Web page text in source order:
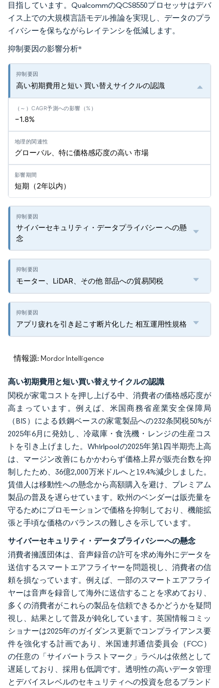
目指しています。QualcommのQCS8550プロセッサはデバ
イス上での大規模言語モデル推論を実現し、データのプラ
イバシーを保ちながらレイテンシを低減します。
抑制要因の影響分析*
高い初期費用と短い 買い替えサイクルの認識
−1.8%
グローバル、特に価格感応度の高い 市場
短期（2年以内）
サイバーセキュリティ・データプライバシー への懸
念
モーター、LiDAR、その他 部品への貿易関税
アプリ疲れを引き起こす断片化した 相互運用性規格
情報源: Mordor Intelligence
高い初期費用と短い買い替えサイクルの認識
関税が家電コストを押し上げる中、消費者の価格感応度が
高まっています。例えば、米国商務省産業安全保障局
（BIS）による鉄鋼ベースの家電製品への232条関税50%が
2025年6月に発効し、冷蔵庫・食洗機・レンジの生産コス
トを引き上げました。Whirlpoolの2025年第1四半期売上高
は、マージン改善にもかかわらず価格上昇が販売台数を抑
制したため、36億2,000万米ドルへと19.4%減少しました。
賃借人は移動性への懸念から高額購入を避け、プレミアム
製品の普及を遅らせています。欧州のベンダーは販売量を
守るためにプロモーションで価格を抑制しており、機能拡
張と手頃な価格のバランスの難しさを示しています。
サイバーセキュリティ・データプライバシーへの懸念
消費者擁護団体は、音声録音の許可を求め海外にデータを
送信するスマートエアフライヤーを問題視し、消費者の信
頼を損なっています。例えば、一部のスマートエアフライ
ヤーは音声を録音して海外に送信することを求めており、
多くの消費者がこれらの製品を信頼できるかどうかを疑問
視し、結果として普及が鈍化しています。英国情報コミッ
ショナーは2025年のガイダンス更新でコンプライアンス要
件を強化する計画であり、米国連邦通信委員会（FCC）
の任意の「サイバートラストマーク」ラベルは依然として
遅延しており、採用も低調です。透明性の高いデータ管理
とデバイスレベルのセキュリティへの投資を怠るブランド